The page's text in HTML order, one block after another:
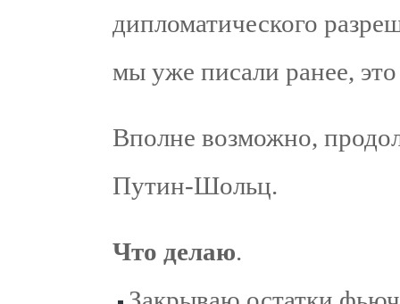
дипломатического
мы уже писали ранее,
Вполне возможно,
Путин-Шольц.
Что делаю.